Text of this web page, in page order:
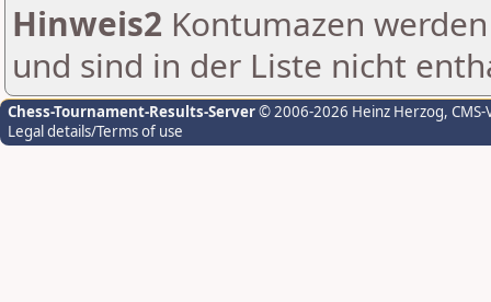
Hinweis2 Kontumazen
und sind in der Liste nicht
Chess-Tournament-Results-Server© 2006-2026 Heinz Herzog,
Legal details/Terms of use